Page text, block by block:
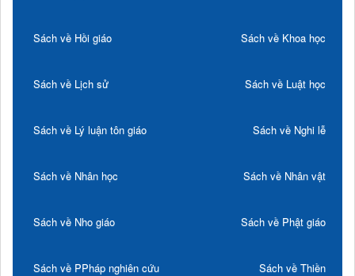
Sách về Hồi giáo Sách về Khoa học
Sách về Lịch sử Sách về Luật học
Sách về Lý luận tôn giáo Sách về Nghi lễ
Sách về Nhân học Sách về Nhân vật
Sách về Nho giáo Sách về Phật giáo
Sách về PPháp nghiên cứu Sách về Thiền